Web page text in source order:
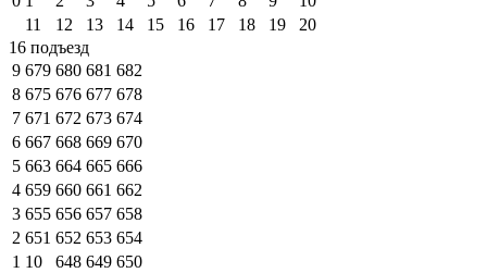
11
12 13 14 15 16 17 18 19
20
16 подъезд
9 679 680 681 682
8 675 676 677 678
7 671 672 673 674
6 667 668 669 670
5 663 664 665 666
4 659 660 661 662
3 655 656 657 658
2 651 652 653 654
1 10 648 649 650